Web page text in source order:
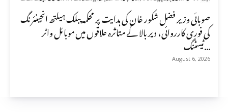
صوبائی وزیر فضل شکور خان کی ہدایت پر محکمہ پبلک ہیلتھ انجینئرنگ
کی فوری کارروائی، دیر بالا کے متاثرہ علاقوں میں موبائل واٹر
ٹیسٹنگ...
August 6, 2026